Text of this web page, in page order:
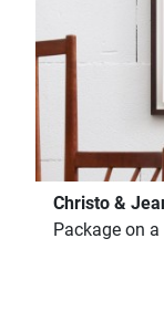
Christo &
Package on